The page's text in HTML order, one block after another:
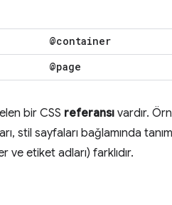
@container
@page
bir CSS referansı vardır.
stil sayfaları bağlamında
etiket adları) farklıdır.